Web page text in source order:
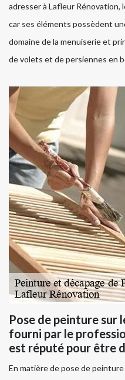
adresser à Lafleur
car ses éléments possèdent
domaine de la menuiserie et
de volets et de persiennes en
Pose de peinture sur
fourni par le
est réputé pour être
En matière de pose de